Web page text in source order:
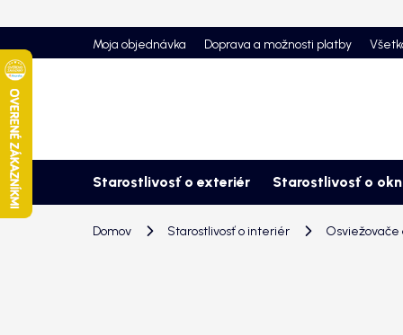
na
obsah
Moja objednávka Doprava a možnosti platby
Starostlivosť o exteriér Starostlivosť o
Domov Starostlivosť o interiér